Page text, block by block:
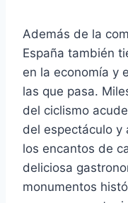
Además de la
España también
en la economía y
las que pasa.
del ciclismo
del espectáculo y
los encantos de
deliciosa
monumentos